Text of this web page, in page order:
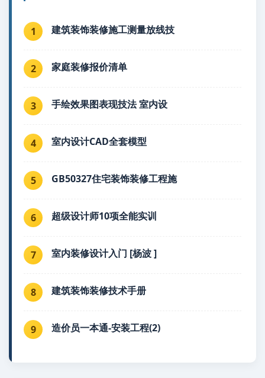
1 建筑装饰装修施工测量放线技
2 家庭装修报价清单
3 手绘效果图表现技法 室内设
4 室内设计CAD全套模型
5 GB50327住宅装饰装修工程施
6 超级设计师10项全能实训
7 室内装修设计入门 [杨波 ]
8 建筑装饰装修技术手册
9 造价员一本通-安装工程(2)